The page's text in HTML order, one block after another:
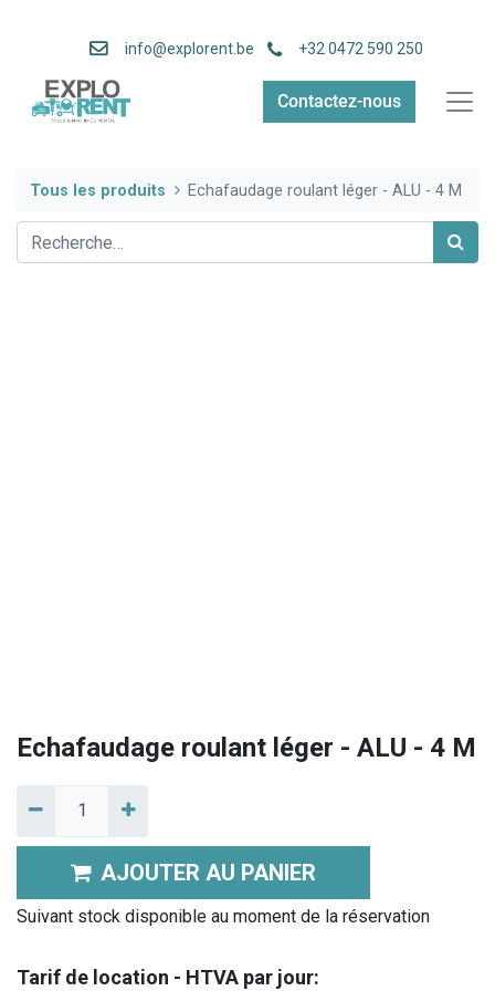
info@explorent.be +32 0472 590 250
Contactez-nous
Tous les produits Echafaudage roulant léger - ALU - 4 M
Echafaudage roulant léger - ALU - 4 M
AJOUTER AU PANIER
Suivant stock disponible au moment de la réservation
Tarif de location - HTVA par jour: